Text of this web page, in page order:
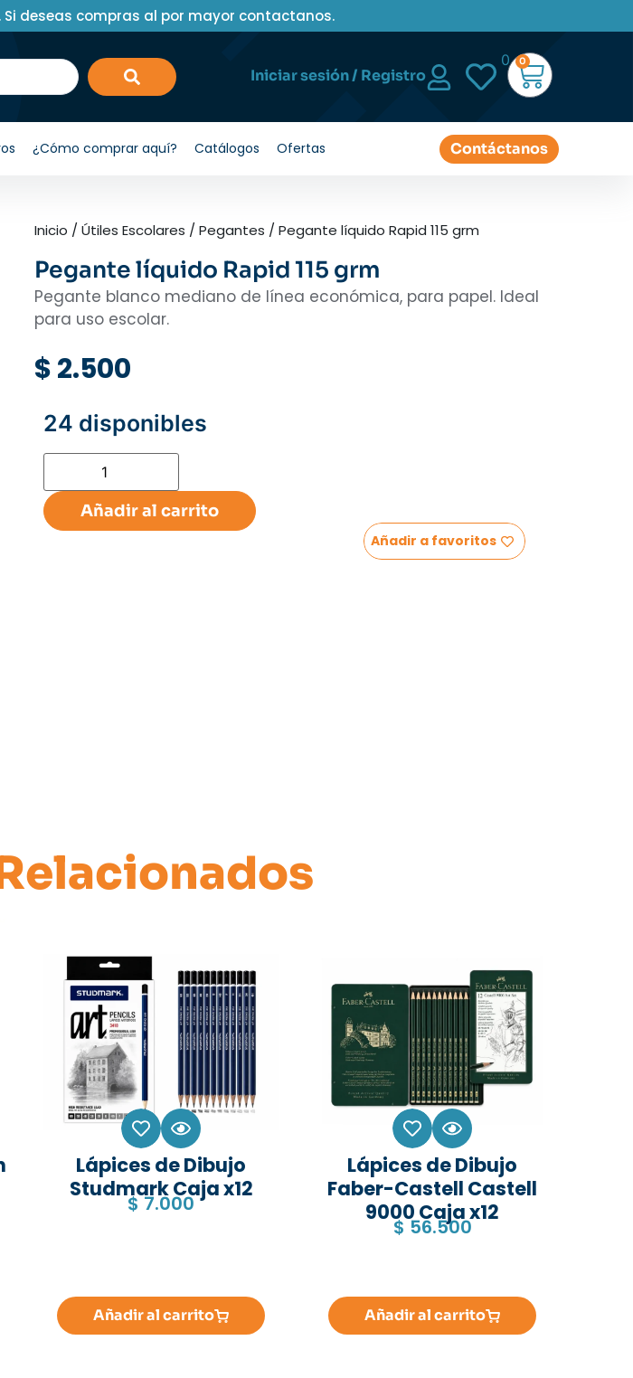
deseas compras al por mayor contactanos.
Iniciar sesión / Registro
0 0
¿Cómo comprar aquí? Catálogos Ofertas Contáctanos
Inicio / Útiles Escolares / Pegantes / Pegante líquido Rapid 115 grm
Pegante líquido Rapid 115 grm
Pegante blanco mediano de línea económica, para papel. Ideal
para uso escolar.
$2.500
24 disponibles
Añadir al carrito
Añadir a favoritos
Lápices de Dibujo
Studmark Caja x12
$7.000
Añadir al carrito
Lápices de Dibujo
Faber-Castell Castell
9000 Caja x12
$56.500
Añadir al carrito